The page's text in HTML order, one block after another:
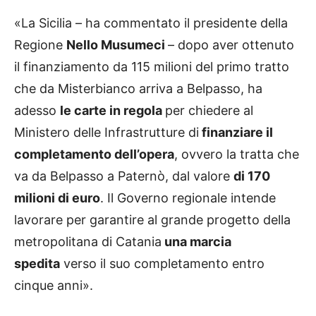
«La Sicilia – ha commentato il presidente della
Regione Nello Musumeci – dopo aver ottenuto
il finanziamento da 115 milioni del primo tratto
che da Misterbianco arriva a Belpasso, ha
adesso le carte in regola per chiedere al
Ministero delle Infrastrutture difinanziare il
completamento dell’opera, ovvero la tratta che
va da Belpasso a Paternò, dal valore di 170
milioni di euro. Il Governo regionale intende
lavorare per garantire al grande progetto della
metropolitana di Catania una marcia
spedita verso il suo completamento entro
cinque anni».